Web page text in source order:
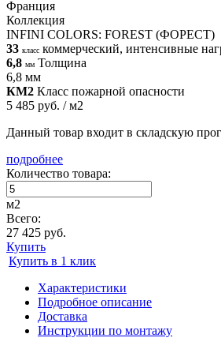
Франция
Коллекция
INFINI COLORS: FOREST (ФОРЕСТ)
33 класс коммерческий, интенсивные
6,8 мм Толщина
6,8 мм
КМ2 Класс пожарной опасности
5 485 руб. / м2
Данный товар входит в складскую
подробнее
Количество товара:
м2
Всего:
27 425 руб.
Купить
Купить в 1 клик
Характеристики
Подробное описание
Доставка
Инструкции по монтажу